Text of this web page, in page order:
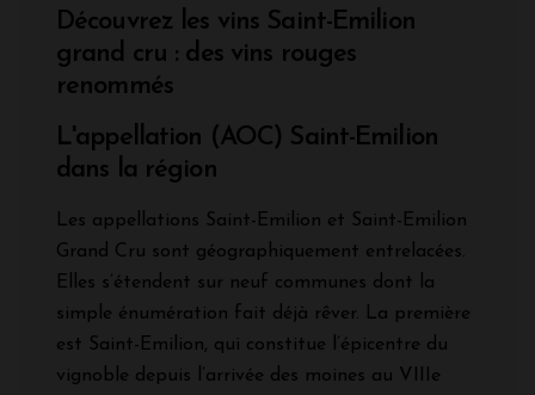
Découvrez les vins Saint-Emilion
grand cru : des vins rouges
renommés
L'appellation (AOC) Saint-Emilion
dans la région
Les appellations Saint-Emilion et Saint-Emilion
Grand Cru sont géographiquement entrelacées.
Elles s’étendent sur neuf communes dont la
simple énumération fait déjà rêver. La première
est Saint-Emilion, qui constitue l’épicentre du
vignoble depuis l’arrivée des moines au VIIIe